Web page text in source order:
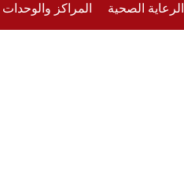
الرعاية الصحية المراكز والوحدات